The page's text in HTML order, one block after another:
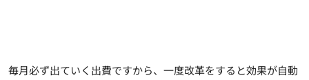
毎月必ず出ていく出費ですから、一度改革をすると効果が自動